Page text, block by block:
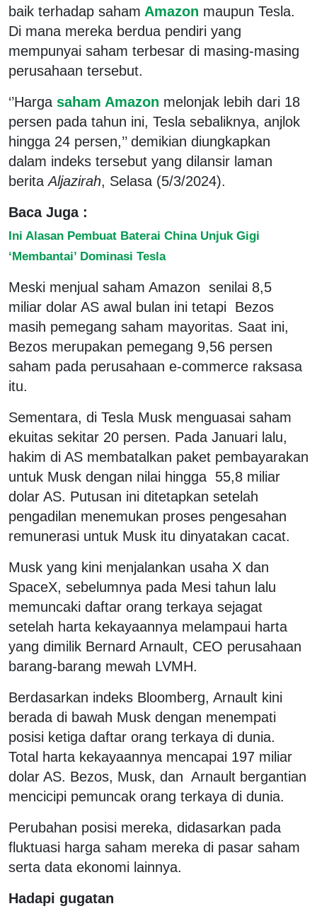
baik terhadap saham Amazon maupun Tesla.
Di mana mereka berdua pendiri yang
mempunyai saham terbesar di masing-masing
perusahaan tersebut.
‘’Harga saham Amazon melonjak lebih dari 18
persen pada tahun ini, Tesla sebaliknya, anjlok
hingga 24 persen,’’ demikian diungkapkan
dalam indeks tersebut yang dilansir laman
beritaAljazirah, Selasa (5/3/2024).
Baca Juga :
Ini Alasan Pembuat Baterai China Unjuk Gigi
‘Membantai’ Dominasi Tesla
Meski menjual saham Amazon senilai 8,5
miliar dolar AS awal bulan ini tetapi Bezos
masih pemegang saham mayoritas. Saat ini,
Bezos merupakan pemegang 9,56 persen
saham pada perusahaan e-commerce raksasa
itu.
Sementara, di Tesla Musk menguasai saham
ekuitas sekitar 20 persen. Pada Januari lalu,
hakim di AS membatalkan paket pembayarakan
untuk Musk dengan nilai hingga 55,8 miliar
dolar AS. Putusan ini ditetapkan setelah
pengadilan menemukan proses pengesahan
remunerasi untuk Musk itu dinyatakan cacat.
Musk yang kini menjalankan usaha X dan
SpaceX, sebelumnya pada Mesi tahun lalu
memuncaki daftar orang terkaya sejagat
setelah harta kekayaannya melampaui harta
yang dimilik Bernard Arnault, CEO perusahaan
barang-barang mewah LVMH.
Berdasarkan indeks Bloomberg, Arnault kini
berada di bawah Musk dengan menempati
posisi ketiga daftar orang terkaya di dunia.
Total harta kekayaannya mencapai 197 miliar
dolar AS. Bezos, Musk, dan Arnault bergantian
mencicipi pemuncak orang terkaya di dunia.
Perubahan posisi mereka, didasarkan pada
fluktuasi harga saham mereka di pasar saham
serta data ekonomi lainnya.
Hadapi gugatan